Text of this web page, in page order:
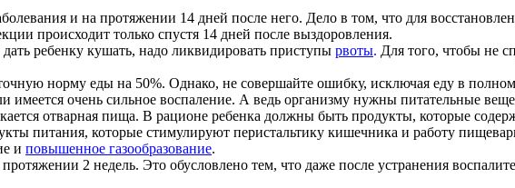
и на протяжении 14 дней после него. Дело в том, что для
происходит только спустя 14 дней после выздоровления.
ребенку кушать, надо ликвидировать приступы рвоты. Для того, чтобы не
норму еды на 50%. Однако, не совершайте ошибку, исключая еду в
имеется очень сильное воспаление. А ведь организму нужны питательные
отварная пища. В рационе ребенка должны быть продукты, которые
питания, которые стимулируют перистальтику кишечника и работу
и повышенное газообразование.
2 недель. Это обусловлено тем, что даже после устранения